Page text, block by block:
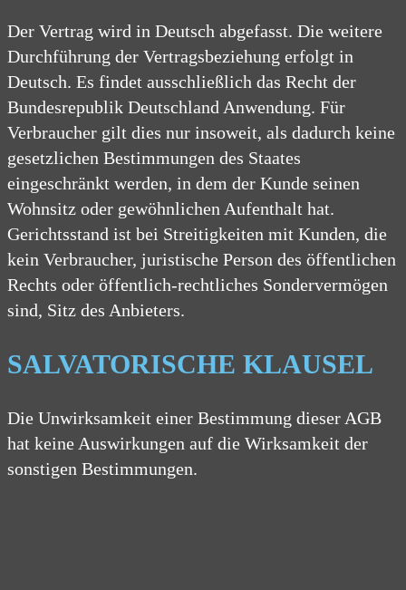
Der Vertrag wird in Deutsch abgefasst. Die weitere
Durchführung der Vertragsbeziehung erfolgt in
Deutsch. Es findet ausschließlich das Recht der
Bundesrepublik Deutschland Anwendung. Für
Verbraucher gilt dies nur insoweit, als dadurch keine
gesetzlichen Bestimmungen des Staates
eingeschränkt werden, in dem der Kunde seinen
Wohnsitz oder gewöhnlichen Aufenthalt hat.
Gerichtsstand ist bei Streitigkeiten mit Kunden, die
kein Verbraucher, juristische Person des öffentlichen
Rechts oder öffentlich-rechtliches Sondervermögen
sind, Sitz des Anbieters.
SALVATORISCHE KLAUSEL
Die Unwirksamkeit einer Bestimmung dieser AGB
hat keine Auswirkungen auf die Wirksamkeit der
sonstigen Bestimmungen.